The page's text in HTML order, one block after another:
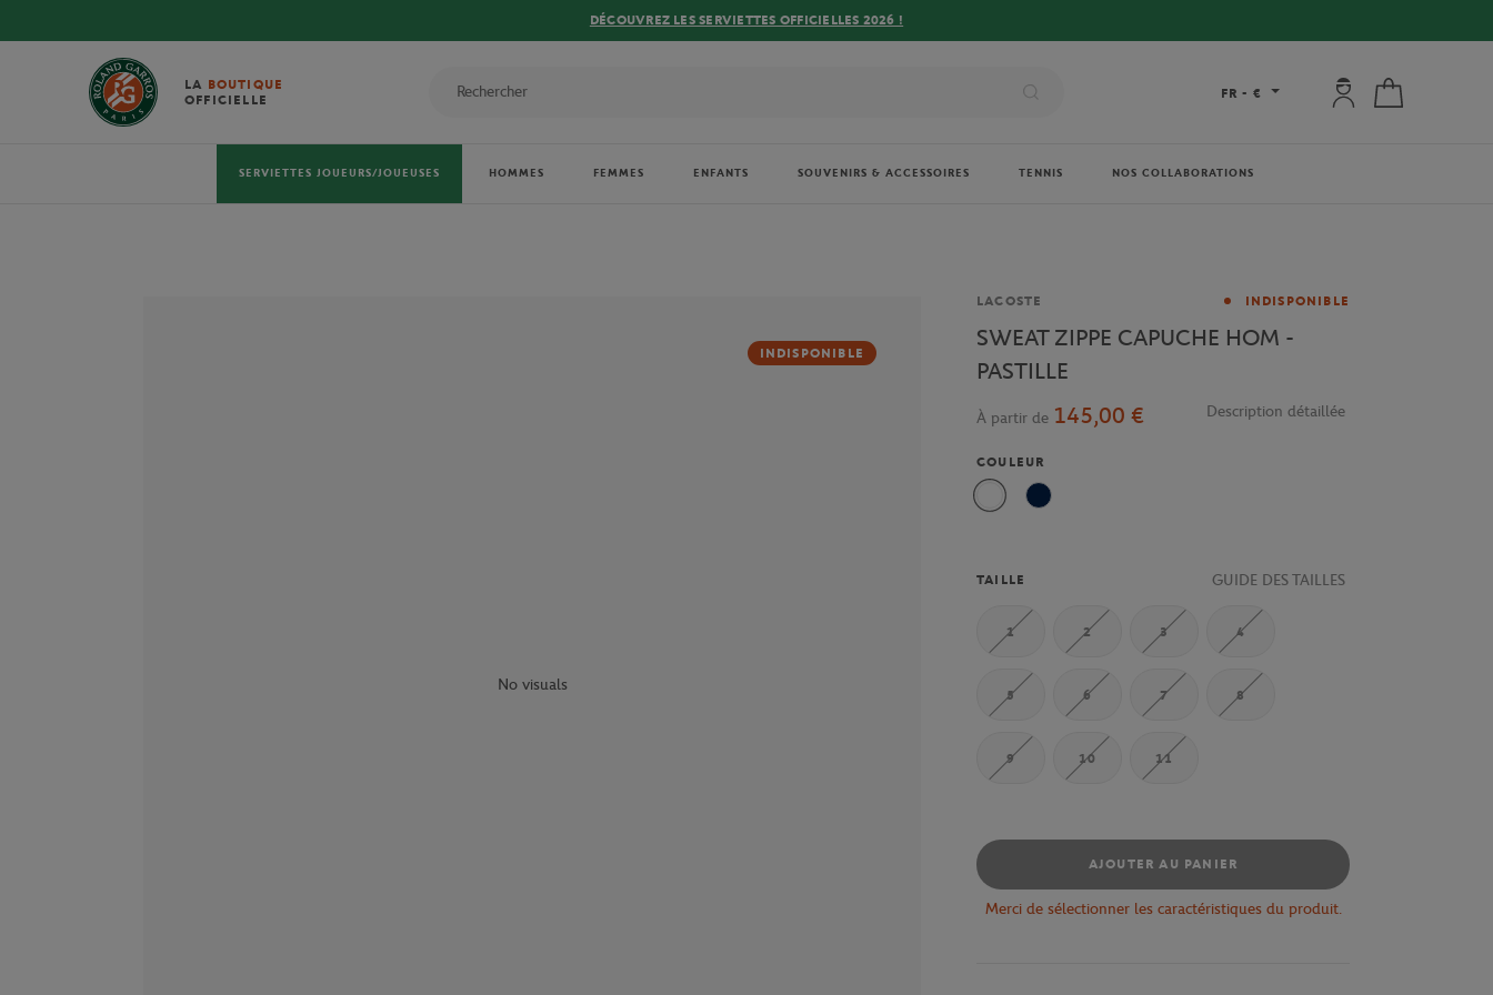
DÉCOUVREZ LES SERVIETTES OFFICIELLES 2026 !
LA BOUTIQUE
OFFICIELLE
FR - € Mon compte : se
SERVIETTES JOUEURS/JOUEUSES HOMMES FEMMES ENFANTS SOUVENIRS & ACCESSOIRES TENNIS NOS COLLABORATIONS
INDISPONIBLE
No visuals
Marque
LACOSTE INDISPONIBLE
SWEAT ZIPPE CAPUCHE HOM -
PASTILLE
À partir de 145,00 € Description détaillée
COULEUR
Blanc Marine
TAILLE GUIDE DES TAILLES
1 2 3 4
5 6 7 8
9 10 11
AJOUTER AU PANIER
Merci de sélectionner les caractéristiques du produit.